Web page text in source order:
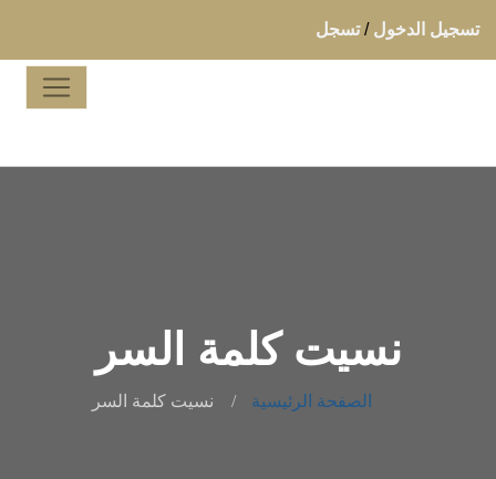
تسجيل الدخول / تسجل
نسيت كلمة السر
الصفحة الرئيسية نسيت كلمة السر